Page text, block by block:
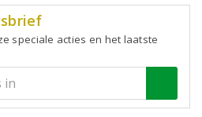
speciale acties en het laatste